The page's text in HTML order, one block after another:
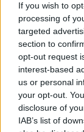
If you wish to
processing of
targeted
section to
opt-out request
interest-based
us or personal
your opt-out.
disclosure of
IAB’s list of
Topp 5
Johan
Leo
Gustaf
Johan
Jonas